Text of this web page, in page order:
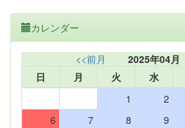
カレンダー
<<前月 2025年04月
日
月 火 水
1
2
6
7 8 9